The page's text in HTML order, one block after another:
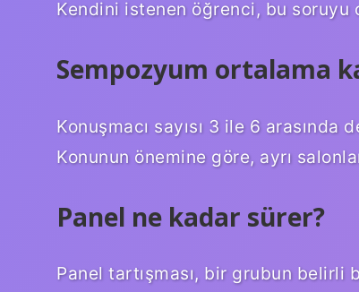
Kendini istenen öğrenci, bu
Sempozyum ortalama
Konuşmacı sayısı 3 ile 6
Konunun önemine göre, ayrı
Panel ne kadar sürer?
Panel tartışması, bir grubun belirli